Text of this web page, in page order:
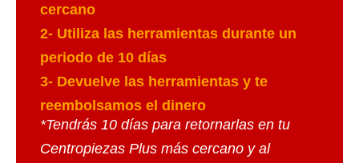
cercano
2- Utiliza las herramientas durante un
periodo de 10 días
3- Devuelve las herramientas y te
reembolsamos el dinero
*Tendrás 10 días para retornarlas en tu
Centropiezas Plus más cercano y al